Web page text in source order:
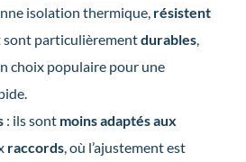
isolation thermique, résistent
sont particulièrementdurables,
choix populaire pour une
: ils sont moins adaptés aux
raccords, où l’ajustement est